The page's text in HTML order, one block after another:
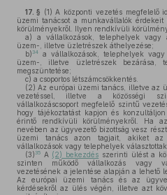
17. § (1) A központi vezetés megfelelő
üzemi tanácsot a munkavállalók
körülményekről. Ilyen rendkívüli
a) a vállalkozások, telephelyek vagy
üzem-, illetve üzletrészek áthelyezése;
b) 34
a vállalkozások, telephelyek
üzem-, illetve üzletrészek bezárása,
megszüntetése;
c) a csoportos létszámcsökkentés.
(2) Az európai üzemi tanács, illetve az
vezetéssel, illetve a közösségi
vállalkozáscsoport megfelelő szintű
hogy tájékoztatást kapjon és
érintő rendkívüli körülményekről. Ha
nevében az ügyvezető bizottság vesz
üzemi tanács azon tagjait, akiket az
vállalkozások vagy telephelyek választottak
(3) 35 A (2) bekezdés szerinti ülést a
szinten működő vállalkozás vagy
vezetésének a jelentése alapján a lehető
Az európai üzemi tanács és az
kérdésekről az ülés végén, illetve azt